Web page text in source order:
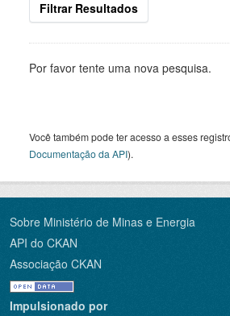
Filtrar Resultados
Por favor tente uma nova pesquisa.
Você também pode ter acesso a esses
Documentação da API).
Sobre Ministério de Minas e Energia
API do CKAN
Associação CKAN
Impulsionado por